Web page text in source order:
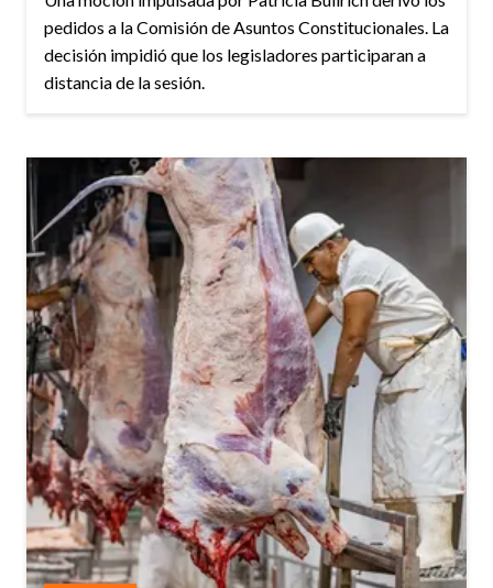
pedidos a la Comisión de Asuntos Constitucionales. La
decisión impidió que los legisladores participaran a
distancia de la sesión.